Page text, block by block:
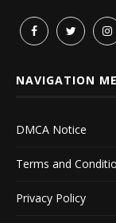
NAVIGATION
DMCA Notice
Terms and
Privacy Policy